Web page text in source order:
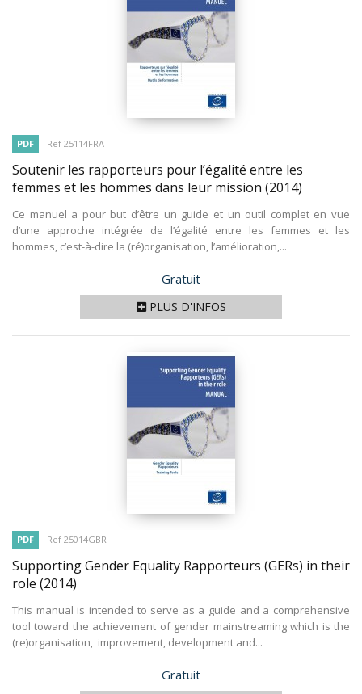
PDF Ref 25114FRA
Soutenir les rapporteurs pour l’égalité entre les
femmes et les hommes dans leur mission (2014)
Ce manuel a pour but d’être un guide et un outil complet en vue
d’une approche intégrée de l’égalité entre les femmes et les
hommes, c’est-à-dire la (ré)organisation, l’amélioration,...
Prix
Gratuit
PLUS D'INFOS
PDF Ref 25014GBR
Supporting Gender Equality Rapporteurs (GERs) in their
role (2014)
This manual is intended to serve as a guide and a comprehensive
tool toward the achievement of gender mainstreaming which is the
(re)organisation, improvement, development and...
Prix
Gratuit